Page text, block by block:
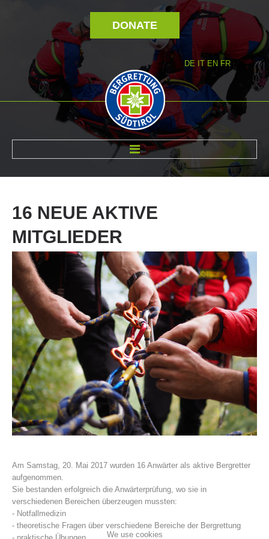
DONATE
DE IT EN FR
Association History
16 NEUE AKTIVE
MITGLIEDER
Am Samstag, 20. Mai 2017 wurden 16 Anwärter als aktive Bergretter
aufgenommen.
Sie bestanden erfolgreich die Anwärterprüfung, wo sie in
verschiedenen Bereichen überzeugen mussten:
- Notfallmedizin
- theoretische Fragen über verschiedene Bereiche der Bergrettung
We use cookies